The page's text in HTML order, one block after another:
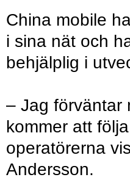
China mobile
i sina nät och
behjälplig i
– Jag förväntar
kommer att
operatörerna
Andersson.